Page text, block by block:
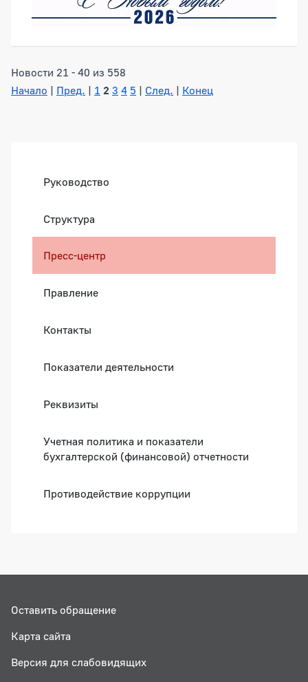
Новости 21 - 40 из 558
Начало | Пред. | 1 2 3 4 5 | След. | Конец
Руководство
Структура
Пресс-центр
Правление
Контакты
Показатели деятельности
Реквизиты
Учетная политика и показатели
бухгалтерской (финансовой) отчетности
Противодействие коррупции
Оставить обращение
Карта сайта
Версия для слабовидящих